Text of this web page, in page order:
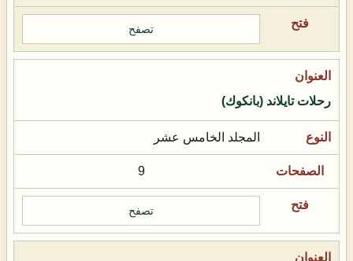
تصفح
رحلات تايلاند (بانكوك)
المجلد الخامس عشر
9
تصفح